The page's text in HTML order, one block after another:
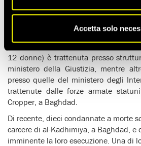
Accetta solo
attesa dell’esecuzione in Iraq. Di
la possibilità di ricorrere in appello o
brevi. La maggioranza dei
12 donne) è trattenuta presso
ministero della Giustizia, mentre
presso quelle del ministero degli
trattenute dalle forze armate
Cropper, a Baghdad.
Di recente, dieci condannate a morte
carcere di al-Kadhimiya, a Baghdad, e
imminente la loro esecuzione. Una di